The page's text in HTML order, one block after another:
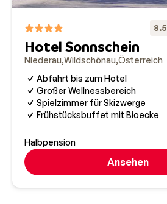
8.5
Hotel Sonnschein
Niederau Wildschönau Österreich
Abfahrt bis zum Hotel
Großer Wellnessbereich
Spielzimmer für Skizwerge
Frühstücksbuffet mit Bioecke
Halbpension
Ansehen